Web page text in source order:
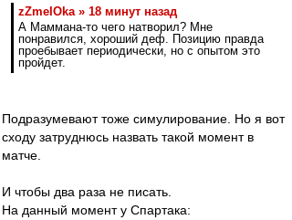
zZmeIOka » 18 минут назад
А Маммана-то чего натворил? Мне
понравился, хороший деф. Позицию правда
проебывает периодически, но с опытом это
пройдет.
Подразумевают тоже симулирование. Но я вот
сходу затруднюсь назвать такой момент в
матче.
И чтобы два раза не писать.
На данный момент у Спартака: